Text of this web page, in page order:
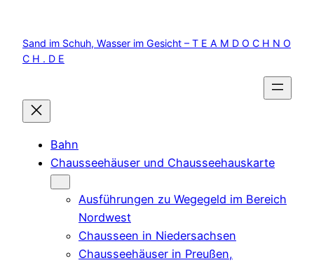
springen
Sand im Schuh, Wasser im Gesicht – T E A M D O C H N O
C H . D E
Bahn
Chausseehäuser und Chausseehauskarte
Ausführungen zu Wegegeld im Bereich
Nordwest
Chausseen in Niedersachsen
Chausseehäuser in Preußen,